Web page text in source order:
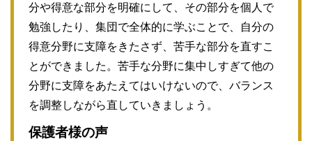
分や得意な部分を明確にして、その部分を個人で
勉強したり、集団で全体的に学ぶことで、自分の
得意分野に支障をきたさず、苦手な部分を直すこ
とができました。苦手な分野に集中しすぎて他の
分野に支障をあたえてはいけないので、バランス
を調整しながら直していきましょう。
保護者様の声